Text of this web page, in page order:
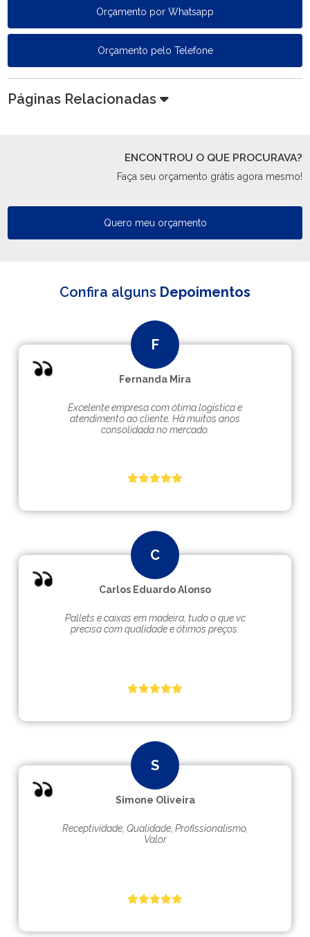
Orçamento por Whatsapp
Orçamento pelo Telefone
Páginas Relacionadas
ENCONTROU O QUE PROCURAVA?
Faça seu orçamento grátis agora mesmo!
Quero meu orçamento
Confira alguns Depoimentos
Fernanda Mira
Excelente empresa com ótima logística e
atendimento ao cliente. Hà muitos anos
consolidada no mercado.
Carlos Eduardo Alonso
Pallets e caixas em madeira, tudo o que vc
precisa com qualidade e ótimos preços.
Simone Oliveira
Receptividade, Qualidade, Profissionalismo,
Valor